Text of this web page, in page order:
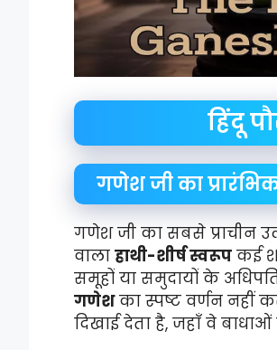
हिंदू
गणेश जी का
गणेश जी का सबसे प्राचीन
वाला हाथी-शीर्ष स्वरूप कई
समूहों या समुदायों के
गणेशका स्पष्ट वर्णन नहीं
दिखाई देता है, जहाँ वे